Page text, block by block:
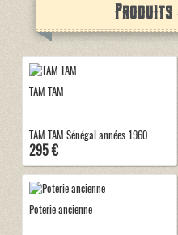
TAM TAM
TAM TAM Sénégal années 1960
295 €
Poterie ancienne